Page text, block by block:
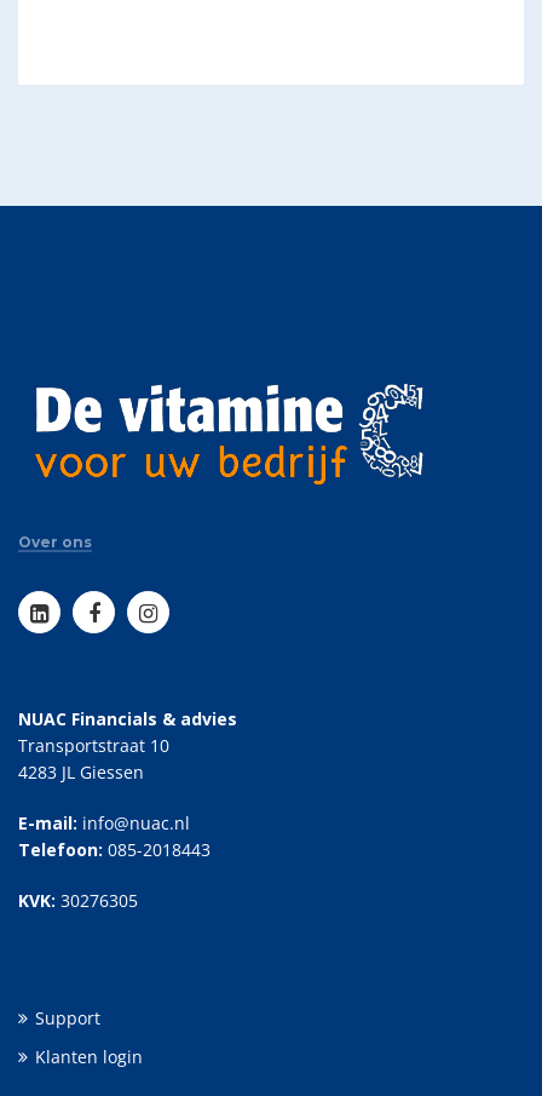
Over ons
NUAC Financials & advies
Transportstraat 10
4283 JL Giessen
E-mail: info@nuac.nl
Telefoon: 085-2018443
KVK: 30276305
Support
Klanten login